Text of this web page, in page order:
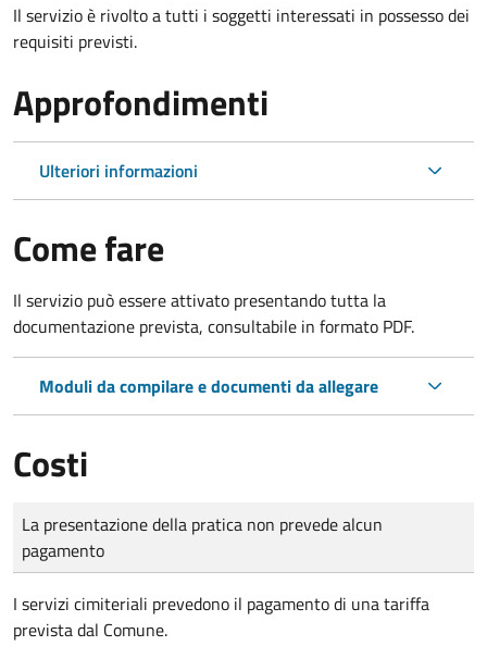
Il servizio è rivolto a tutti i soggetti interessati in possesso dei
requisiti previsti.
Approfondimenti
Ulteriori informazioni
Come fare
Il servizio può essere attivato presentando tutta la
documentazione prevista, consultabile in formato PDF.
Moduli da compilare e documenti da allegare
Costi
Tipo di pagamento
Importo
La presentazione della pratica non prevede alcun
pagamento
I servizi cimiteriali prevedono il pagamento di una tariffa
prevista dal Comune.